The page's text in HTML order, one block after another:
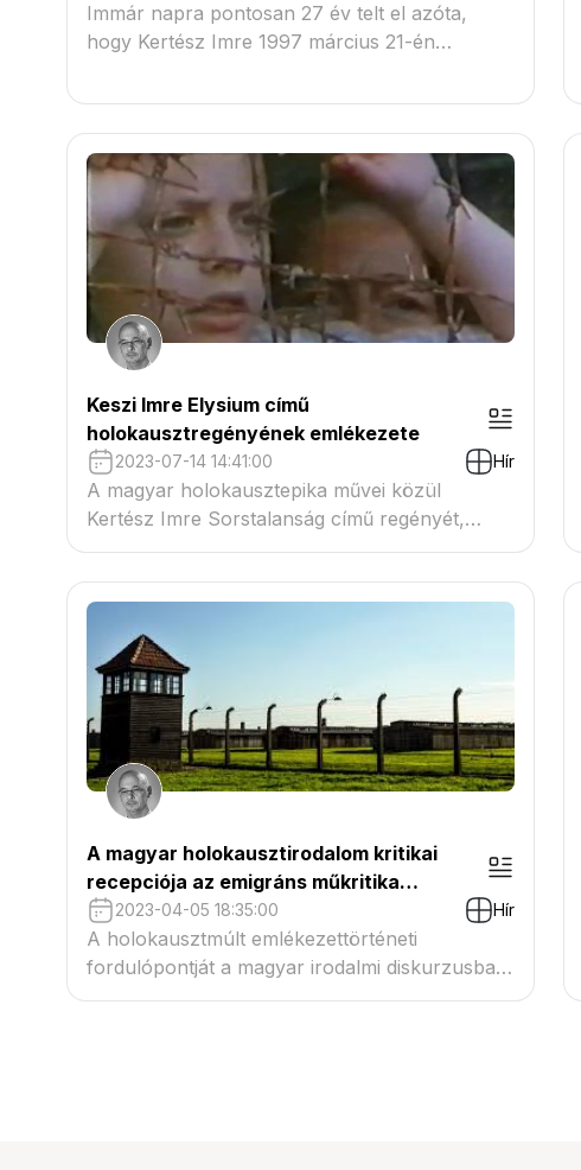
Immár napra pontosan 27 év telt el azóta,
hogy Kertész Imre 1997 március 21-én
Keszi Imre Elysium című
holokausztregényének emlékezete
2023-07-14 14:41:00 Hír
A magyar holokausztepika művei közül
Kertész Imre Sorstalanság című regényét,
komparatív kritikai elemzés keretében, a
leggyakrabban Keszi Imre Elysium (1958) című
regényével összefüggésben tárgyalja a hazai
recepció.
A magyar holokausztirodalom kritikai
recepciója az emigráns műkritika
diskurzusában
2023-04-05 18:35:00 Hír
A holokausztmúlt emlékezettörténeti
fordulópontját a magyar irodalmi diskurzusban
Ember Mária Hajtűkanyar (1974), Kertész Imre